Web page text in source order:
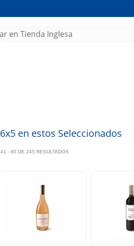
6x5 en estos Seleccionados
41 - 80 DE 245 RESULTADOS